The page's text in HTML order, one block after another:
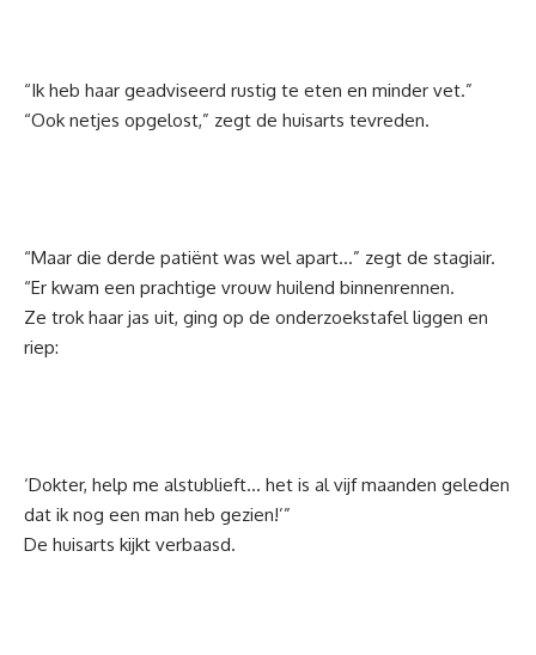
“Ik heb haar geadviseerd rustig te eten en minder vet.”
“Ook netjes opgelost,” zegt de huisarts tevreden.
“Maar die derde patiënt was wel apart…” zegt de stagiair.
“Er kwam een prachtige vrouw huilend binnenrennen.
Ze trok haar jas uit, ging op de onderzoekstafel liggen en
riep:
‘Dokter, help me alstublieft… het is al vijf maanden geleden
dat ik nog een man heb gezien!’”
De huisarts kijkt verbaasd.